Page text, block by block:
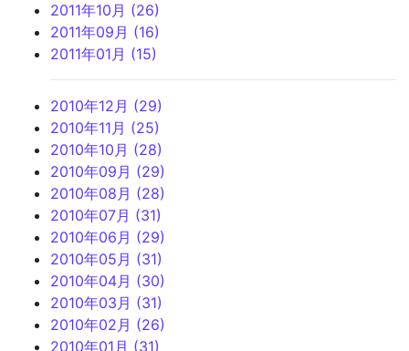
2011年10月 (26)
2011年09月 (16)
2011年01月 (15)
2010年12月 (29)
2010年11月 (25)
2010年10月 (28)
2010年09月 (29)
2010年08月 (28)
2010年07月 (31)
2010年06月 (29)
2010年05月 (31)
2010年04月 (30)
2010年03月 (31)
2010年02月 (26)
2010年01月 (31)